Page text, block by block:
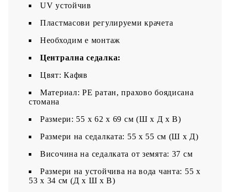
UV устойчив
Пластмасови регулируеми крачета
Необходим е монтаж
Централна седалка:
Цвят: Кафяв
Материал: PE ратан, прахово боядисана
стомана
Размери: 55 x 62 x 69 см (Ш x Д x В)
Размери на седалката: 55 x 55 cм (Ш x Д)
Височина на седалката от земята: 37 см
Размери на устойчива на вода чанта: 55 x
53 x 34 см (Д x Ш x В)